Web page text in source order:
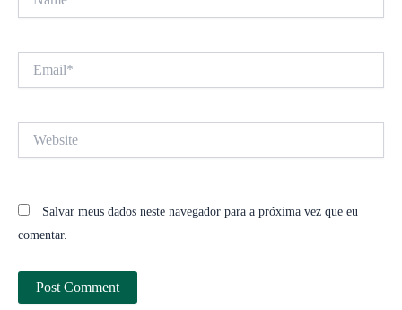
Salvar meus dados neste navegador para a próxima vez que eu
comentar.